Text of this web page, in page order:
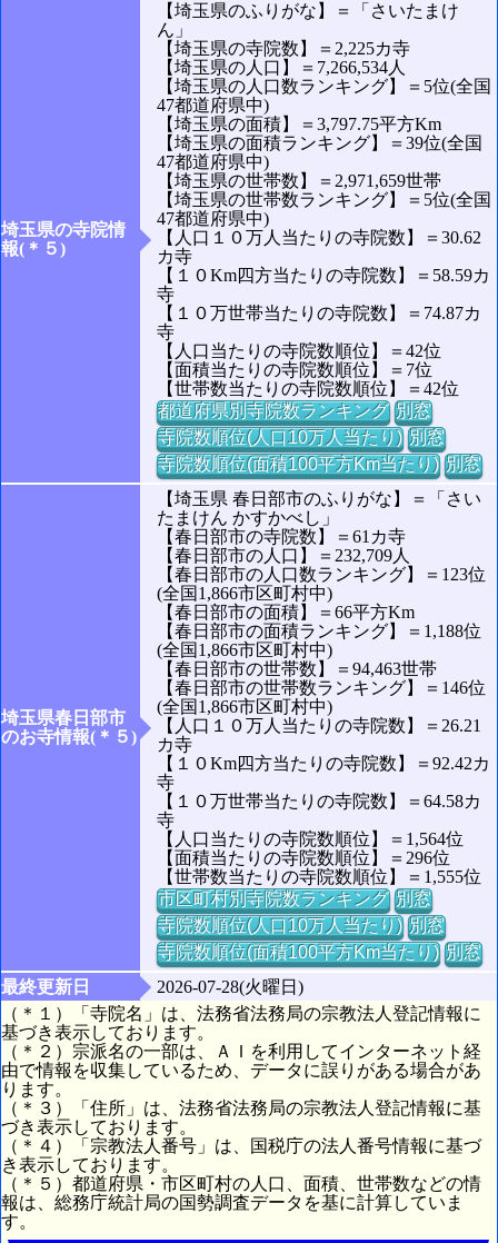
埼玉県の寺院情
報(＊５)
【埼玉県のふりがな】＝「さいたまけ
ん」
【埼玉県の寺院数】＝2,225カ寺
【埼玉県の人口】＝7,266,534人
【埼玉県の人口数ランキング】＝5位(全国
47都道府県中)
【埼玉県の面積】＝3,797.75平方Km
【埼玉県の面積ランキング】＝39位(全国
47都道府県中)
【埼玉県の世帯数】＝2,971,659世帯
【埼玉県の世帯数ランキング】＝5位(全国
47都道府県中)
【人口１０万人当たりの寺院数】＝30.62
カ寺
【１０Km四方当たりの寺院数】＝58.59カ
寺
【１０万世帯当たりの寺院数】＝74.87カ
寺
【人口当たりの寺院数順位】＝42位
【面積当たりの寺院数順位】＝7位
【世帯数当たりの寺院数順位】＝42位
都道府県別寺院数ランキング 別窓
寺院数順位(人口10万人当たり) 別窓
寺院数順位(面積100平方Km当たり) 別窓
埼玉県春日部市
のお寺情報(＊５)
【埼玉県 春日部市のふりがな】＝「さい
たまけん かすかべし」
【春日部市の寺院数】＝61カ寺
【春日部市の人口】＝232,709人
【春日部市の人口数ランキング】＝123位
(全国1,866市区町村中)
【春日部市の面積】＝66平方Km
【春日部市の面積ランキング】＝1,188位
(全国1,866市区町村中)
【春日部市の世帯数】＝94,463世帯
【春日部市の世帯数ランキング】＝146位
(全国1,866市区町村中)
【人口１０万人当たりの寺院数】＝26.21
カ寺
【１０Km四方当たりの寺院数】＝92.42カ
寺
【１０万世帯当たりの寺院数】＝64.58カ
寺
【人口当たりの寺院数順位】＝1,564位
【面積当たりの寺院数順位】＝296位
【世帯数当たりの寺院数順位】＝1,555位
市区町村別寺院数ランキング 別窓
寺院数順位(人口10万人当たり) 別窓
寺院数順位(面積100平方Km当たり) 別窓
最終更新日
2026-07-28(火曜日)
（＊１）「寺院名」は、法務省法務局の宗教法人登記情報に
基づき表示しております。
（＊２）宗派名の一部は、ＡＩを利用してインターネット経
由で情報を収集しているため、データに誤りがある場合があ
ります。
（＊３）「住所」は、法務省法務局の宗教法人登記情報に基
づき表示しております。
（＊４）「宗教法人番号」は、国税庁の法人番号情報に基づ
き表示しております。
（＊５）都道府県・市区町村の人口、面積、世帯数などの情
報は、総務庁統計局の国勢調査データを基に計算していま
す。